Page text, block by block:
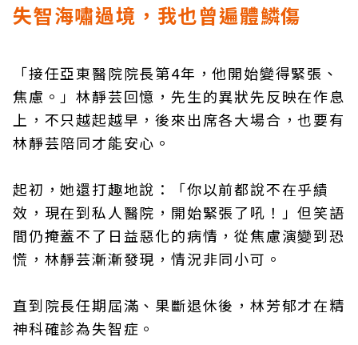
失智海嘯過境，我也曾遍體鱗傷
「接任亞東醫院院長第4年，他開始變得緊張、
焦慮。」林靜芸回憶，先生的異狀先反映在作息
上，不只越起越早，後來出席各大場合，也要有
林靜芸陪同才能安心。
起初，她還打趣地說：「你以前都說不在乎績
效，現在到私人醫院，開始緊張了吼！」但笑語
間仍掩蓋不了日益惡化的病情，從焦慮演變到恐
慌，林靜芸漸漸發現，情況非同小可。
直到院長任期屆滿、果斷退休後，林芳郁才在精
神科確診為失智症。